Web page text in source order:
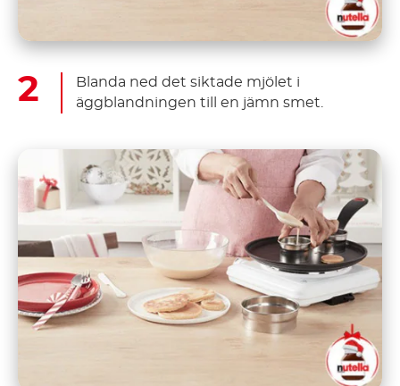
Blanda ned det siktade mjölet i
äggblandningen till en jämn smet.